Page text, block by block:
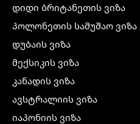
დიდი ბრიტანეთის ვიზა
პოლონეთის სამუშაო ვიზა
დუბაის ვიზა
მექსიკის ვიზა
კანადის ვიზა
ავსტრალიის ვიზა
იაპონიის ვიზა